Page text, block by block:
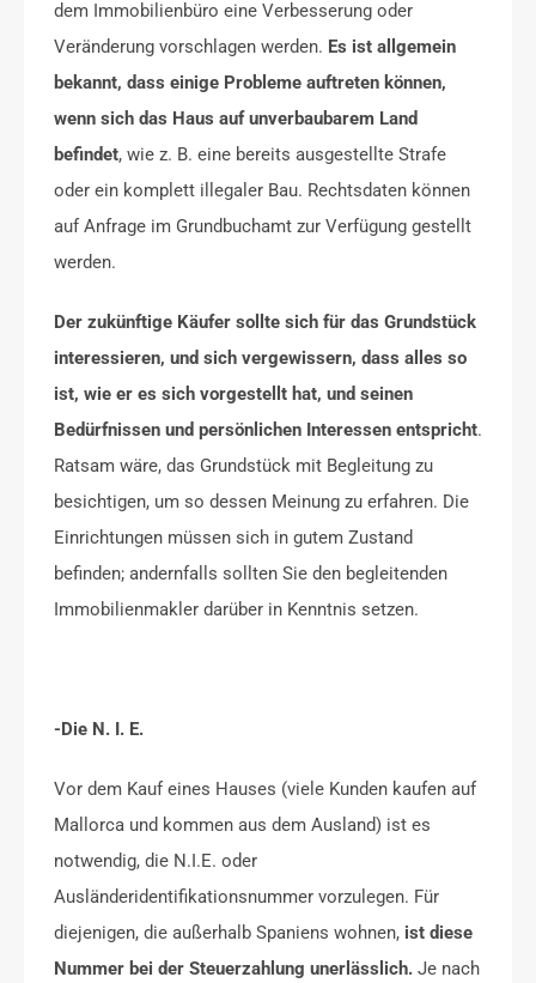
dem Immobilienbüro eine Verbesserung oder
Veränderung vorschlagen werden. Es ist allgemein
bekannt, dass einige Probleme auftreten können,
wenn sich das Haus auf unverbaubarem Land
befindet, wie z. B. eine bereits ausgestellte Strafe
oder ein komplett illegaler Bau. Rechtsdaten können
auf Anfrage im Grundbuchamt zur Verfügung gestellt
werden.
Der zukünftige Käufer sollte sich für das Grundstück
interessieren, und sich vergewissern, dass alles so
ist, wie er es sich vorgestellt hat, und seinen
Bedürfnissen und persönlichen Interessen entspricht.
Ratsam wäre, das Grundstück mit Begleitung zu
besichtigen, um so dessen Meinung zu erfahren. Die
Einrichtungen müssen sich in gutem Zustand
befinden; andernfalls sollten Sie den begleitenden
Immobilienmakler darüber in Kenntnis setzen.
-Die N. I. E.
Vor dem Kauf eines Hauses (viele Kunden kaufen auf
Mallorca und kommen aus dem Ausland) ist es
notwendig, die N.I.E. oder
Ausländeridentifikationsnummer vorzulegen. Für
diejenigen, die außerhalb Spaniens wohnen, ist diese
Nummer bei der Steuerzahlung unerlässlich. Je nach